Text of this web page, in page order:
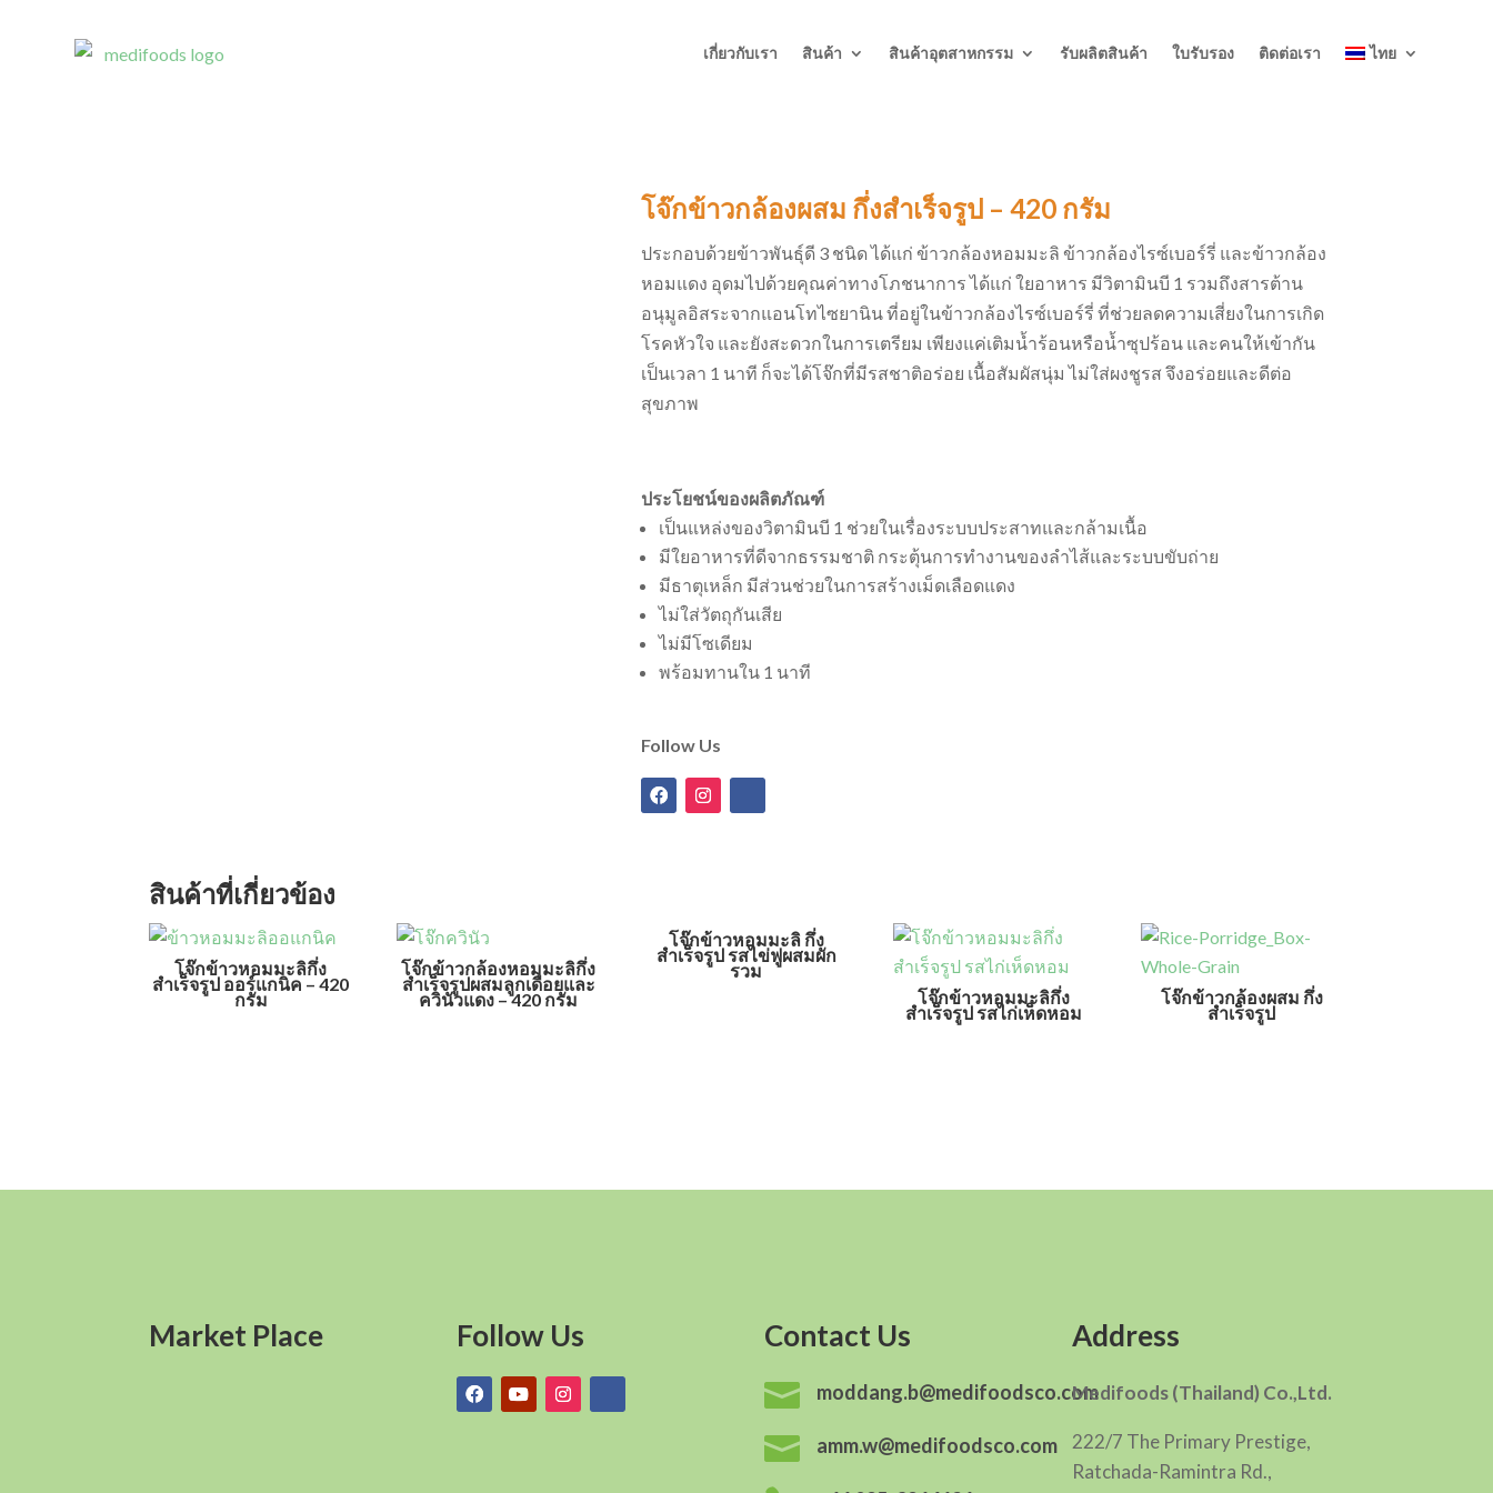
เกี่ยวกับเรา สินค้า สินค้าอุตสาหกรรม รับผลิตสินค้า ใบรับรอง ติดต่อเรา ไทย
โจ๊กข้าวกล้องผสม กึ่งสำเร็จรูป – 420 กรัม
ประกอบด้วยข้าวพันธุ์ดี 3 ชนิด ได้แก่ ข้าวกล้องหอมมะลิ ข้าวกล้องไรซ์เบอร์รี่ และข้าวกล้อง
หอมแดง อุดมไปด้วยคุณค่าทางโภชนาการ ได้แก่ ใยอาหาร มีวิตามินบี 1 รวมถึงสารต้าน
อนุมูลอิสระจากแอนโทไซยานิน ที่อยู่ในข้าวกล้องไรซ์เบอร์รี่ ที่ช่วยลดความเสี่ยงในการเกิด
โรคหัวใจ และยังสะดวกในการเตรียม เพียงแค่เติมน้ำร้อนหรือน้ำซุปร้อน และคนให้เข้ากัน
เป็นเวลา 1 นาที ก็จะได้โจ๊กที่มีรสชาติอร่อย เนื้อสัมผัสนุ่ม ไม่ใส่ผงชูรส จึงอร่อยและดีต่อ
สุขภาพ
ประโยชน์ของผลิตภัณฑ์
เป็นแหล่งของวิตามินบี 1 ช่วยในเรื่องระบบประสาทและกล้ามเนื้อ
มีใยอาหารที่ดีจากธรรมชาติ กระตุ้นการทำงานของลำไส้และระบบขับถ่าย
มีธาตุเหล็ก มีส่วนช่วยในการสร้างเม็ดเลือดแดง
ไม่ใส่วัตถุกันเสีย
ไม่มีโซเดียม
พร้อมทานใน 1 นาที
Follow Us
สินค้าที่เกี่ยวข้อง
โจ๊กข้าวหอมมะลิกึ่ง
สำเร็จรูป ออร์แกนิค – 420
กรัม
โจ๊กข้าวกล้องหอมมะลิกึ่ง
สำเร็จรูปผสมลูกเดือยและ
ควินัวแดง – 420 กรัม
โจ๊กข้าวหอมมะลิ กึ่ง
สำเร็จรูป รสไข่ฟูผสมผัก
รวม
โจ๊กข้าวหอมมะลิกึ่ง
สำเร็จรูป รสไก่เห็ดหอม
โจ๊กข้าวกล้องผสม กึ่ง
สำเร็จรูป
Market Place Follow Us
Contact Us

moddang.b@medifoodsco.com
 amm.w@medifoodsco.com
Address
Medifoods (Thailand) Co.,Ltd.
222/7 The Primary Prestige,
Ratchada-Ramintra Rd.,